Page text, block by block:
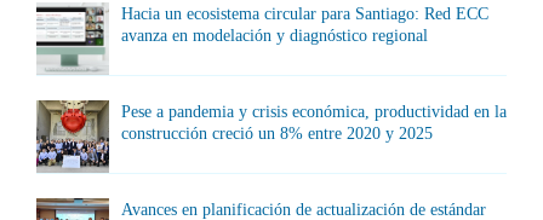
Hacia un ecosistema circular para Santiago: Red ECC
avanza en modelación y diagnóstico regional
Pese a pandemia y crisis económica, productividad en la
construcción creció un 8% entre 2020 y 2025
Avances en planificación de actualización de estándar